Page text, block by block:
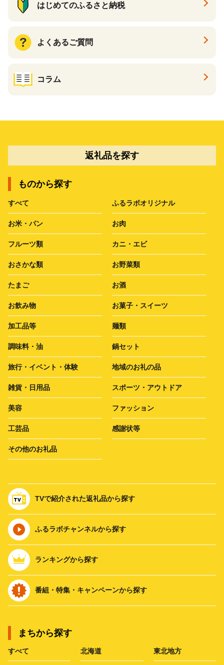
はじめてのふるさと納税
よくあるご質問
コラム
返礼品を探す
ものから探す
すべて ふるラボオリジナル
お米・パン お肉
フルーツ類 カニ・エビ
おさかな類 お野菜類
たまご お酒
お飲み物 お菓子・スイーツ
加工品等 麺類
調味料・油 鍋セット
旅行・イベント・体験 地域のお礼の品
雑貨・日用品 スポーツ・アウトドア
美容 ファッション
工芸品 感謝状等
その他のお礼品
TVで紹介された返礼品から探す
ふるラボチャンネルから探す
ランキングから探す
番組・特集・キャンペーンから探す
まちから探す
すべて 北海道 東北地方